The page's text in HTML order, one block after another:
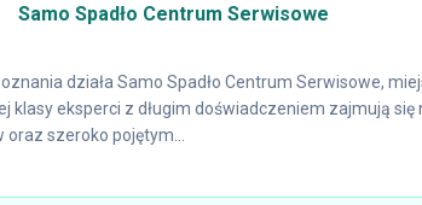
Samo Spadło Centrum Serwisowe
działa Samo Spadło Centrum Serwisowe,
klasy eksperci z długim doświadczeniem zajmują się
szeroko pojętym...